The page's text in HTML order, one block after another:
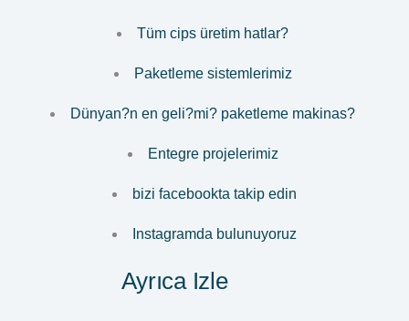
Tüm cips üretim hatlar?
Paketleme sistemlerimiz
Dünyan?n en geli?mi? paketleme makinas?
Entegre projelerimiz
bizi facebookta takip edin
Instagramda bulunuyoruz
Ayrıca Izle